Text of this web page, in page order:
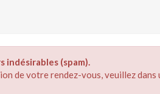
(spam).
de votre rendez-vous, veuillez